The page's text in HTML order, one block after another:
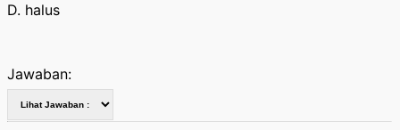
D. halus
Jawaban: